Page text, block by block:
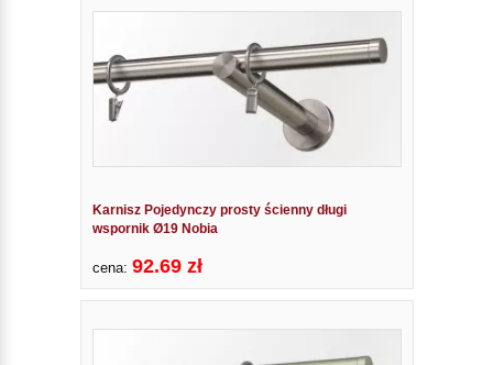
Karnisz Pojedynczy prosty ścienny długi
wspornik Ø19 Nobia
cena: 92.69 zł